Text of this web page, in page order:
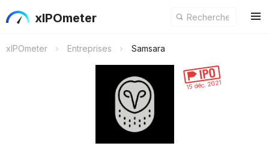
xIPOmeter
xIPOmeter Entreprises Samsara
15 déc. 2021